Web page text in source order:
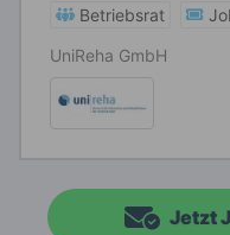
Betriebsrat
UniReha GmbH
Jetzt